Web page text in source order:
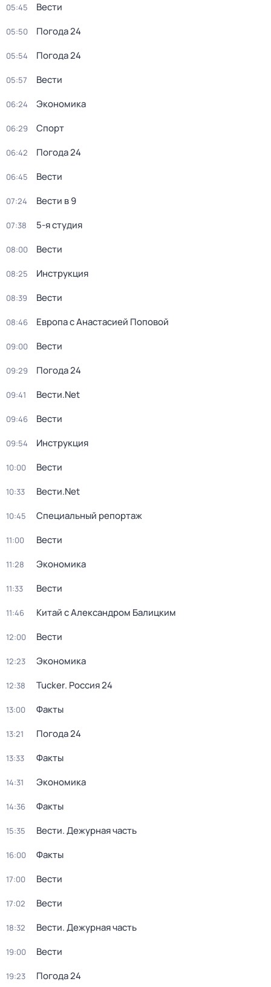
05:45 Вести
05:50 Погода 24
05:54 Погода 24
05:57 Вести
06:24 Экономика
06:29 Спорт
06:42 Погода 24
06:45 Вести
07:24 Вести в 9
07:38 5-я студия
08:00 Вести
08:25 Инструкция
08:39 Вести
08:46 Европа с Анастасией Поповой
09:00 Вести
09:29 Погода 24
09:41 Вести.Net
09:46 Вести
09:54 Инструкция
10:00 Вести
10:33 Вести.Net
10:45 Специальный репортаж
11:00 Вести
11:28 Экономика
11:33 Вести
11:46 Китай с Александром Балицким
12:00 Вести
12:23 Экономика
12:38 Tucker. Россия 24
13:00 Факты
13:21 Погода 24
13:33 Факты
14:31 Экономика
14:36 Факты
15:35 Вести. Дежурная часть
16:00 Факты
17:00 Вести
17:02 Вести
18:32 Вести. Дежурная часть
19:00 Вести
19:23 Погода 24